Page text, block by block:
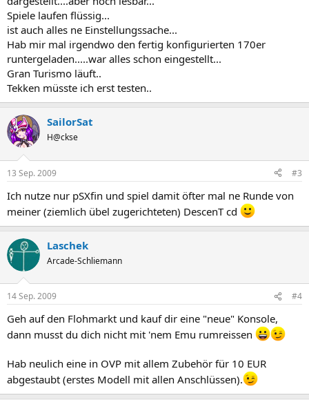
Spiele laufen flüssig...
ist auch alles ne Einstellungssache...
Hab mir mal irgendwo den fertig konfigurierten 170er
runtergeladen.....war alles schon eingestellt...
Gran Turismo läuft..
Tekken müsste ich erst testen..
SailorSat
H@ckse
13 Sep. 2009 #3
Ich nutze nur pSXfin und spiel damit öfter mal ne Runde von
meiner (ziemlich übel zugerichteten) DescenT cd
Laschek
Arcade-Schliemann
14 Sep. 2009 #4
Geh auf den Flohmarkt und kauf dir eine "neue" Konsole,
dann musst du dich nicht mit 'nem Emu rumreissen
Hab neulich eine in OVP mit allem Zubehör für 10 EUR
abgestaubt (erstes Modell mit allen Anschlüssen).